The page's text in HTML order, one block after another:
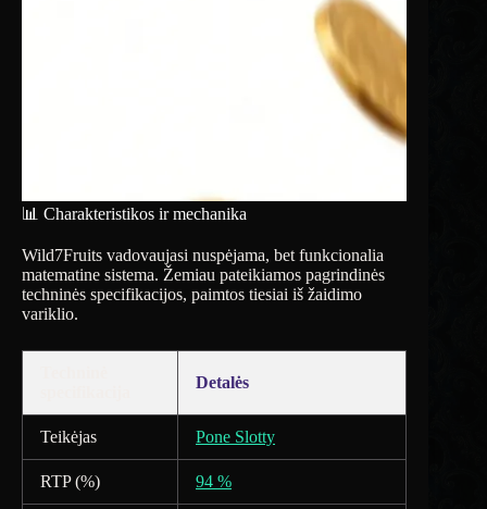
📊 Charakteristikos ir mechanika
Wild7Fruits vadovaujasi nuspėjama, bet funkcionalia
matematine sistema. Žemiau pateikiamos pagrindinės
techninės specifikacijos, paimtos tiesiai iš žaidimo
variklio.
Detalės
Teikėjas Pone Slotty
RTP (%) 94 %